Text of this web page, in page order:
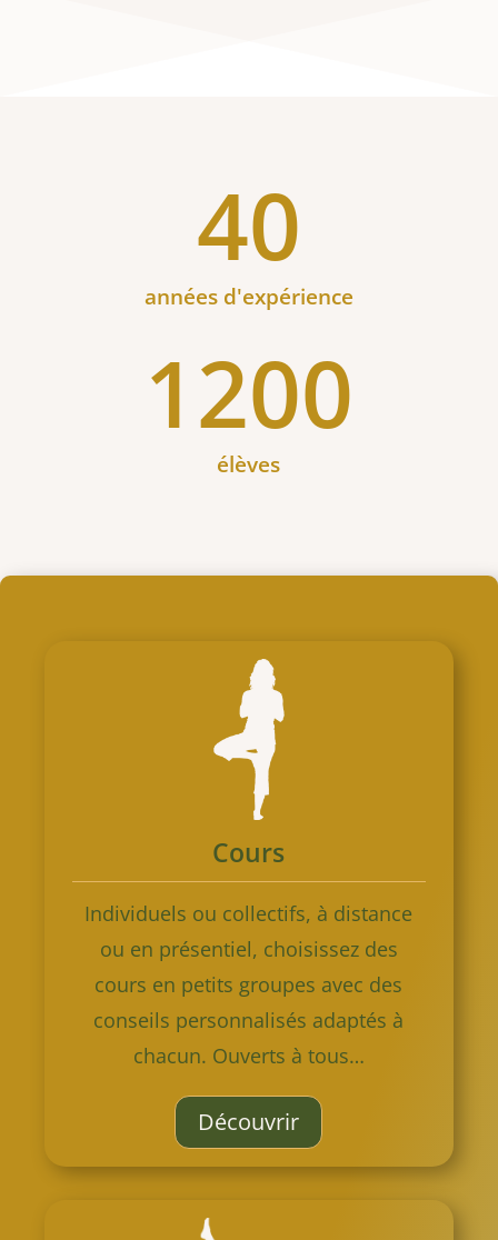
40
années d'expérience
1200
élèves
Cours
Individuels ou collectifs, à distance
ou en présentiel, choisissez des
cours en petits groupes avec des
conseils personnalisés adaptés à
chacun. Ouverts à tous…
Découvrir